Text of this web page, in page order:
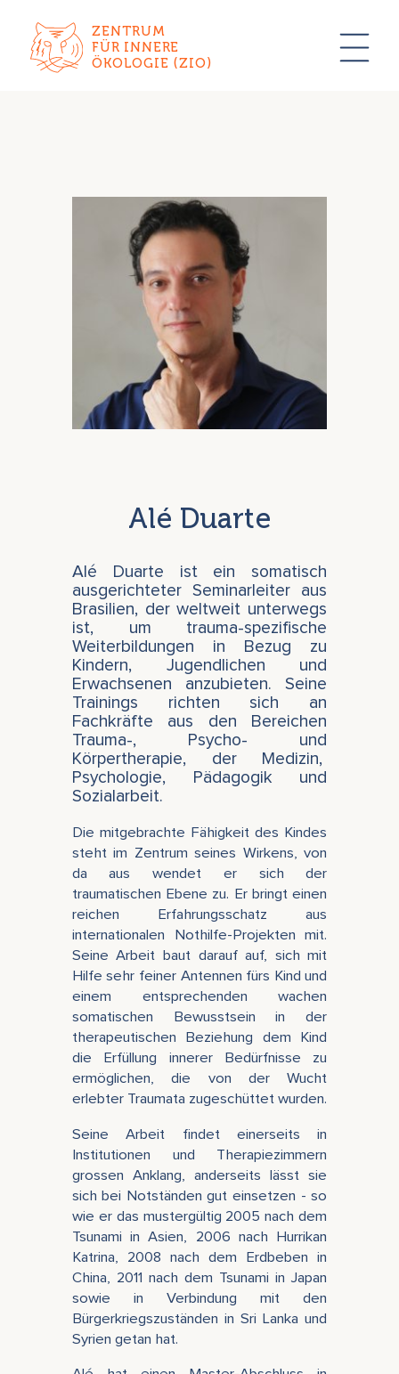
ZENTRUM
FÜR INNERE
ÖKOLOGIE (ZIO)
Alé Duarte
Alé Duarte ist ein somatisch
ausgerichteter Seminarleiter aus
Brasilien, der weltweit unterwegs
ist, um trauma-spezifische
Weiterbildungen in Bezug zu
Kindern, Jugendlichen und
Erwachsenen anzubieten. Seine
Trainings richten sich an
Fachkräfte aus den Bereichen
Trauma-, Psycho- und
Körpertherapie, der Medizin,
Psychologie, Pädagogik und
Sozialarbeit.
Die mitgebrachte Fähigkeit des Kindes
steht im Zentrum seines Wirkens, von
da aus wendet er sich der
traumatischen Ebene zu. Er bringt einen
reichen Erfahrungsschatz aus
internationalen Nothilfe-Projekten mit.
Seine Arbeit baut darauf auf, sich mit
Hilfe sehr feiner Antennen fürs Kind und
einem entsprechenden wachen
somatischen Bewusstsein in der
therapeutischen Beziehung dem Kind
die Erfüllung innerer Bedürfnisse zu
ermöglichen, die von der Wucht
erlebter Traumata zugeschüttet wurden.
Seine Arbeit findet einerseits in
Institutionen und Therapiezimmern
grossen Anklang, anderseits lässt sie
sich bei Notständen gut einsetzen - so
wie er das mustergültig 2005 nach dem
Tsunami in Asien, 2006 nach Hurrikan
Katrina, 2008 nach dem Erdbeben in
China, 2011 nach dem Tsunami in Japan
sowie in Verbindung mit den
Bürgerkriegszuständen in Sri Lanka und
Syrien getan hat.